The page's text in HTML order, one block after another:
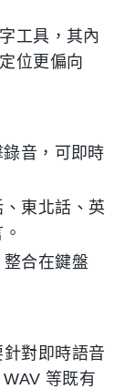
工具，其內
位更偏向
錄音，可即時
、東北話、英
整合在鍵盤
針對即時語音
等既有